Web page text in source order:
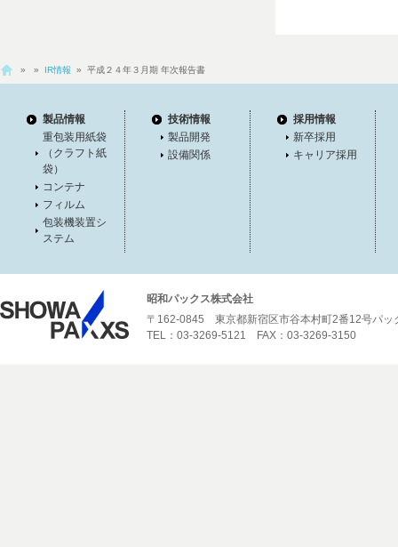
» » IR情報 » 平成２４年３月期 年次報告書
製品情報
重包装用紙袋
（クラフト紙
袋）
コンテナ
フィルム
包装機装置シ
ステム
技術情報
製品開発
設備関係
採用情報
新卒採用
キャリア採用
昭和パックス株式会社
〒162-0845 東京都新宿区市谷本村町2番12号パッ
TEL：03-3269-5121 FAX：03-3269-3150